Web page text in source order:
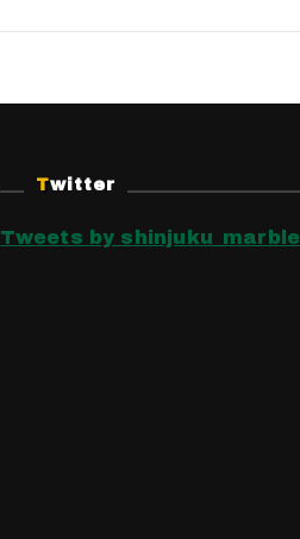
Twitter
Tweets by shinjuku_marble